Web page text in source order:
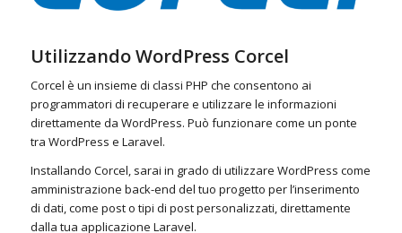
Utilizzando WordPress Corcel
Corcel è un insieme di classi PHP che consentono ai
programmatori di recuperare e utilizzare le informazioni
direttamente da WordPress. Può funzionare come un ponte
tra WordPress e Laravel.
Installando Corcel, sarai in grado di utilizzare WordPress come
amministrazione back-end del tuo progetto per l’inserimento
di dati, come post o tipi di post personalizzati, direttamente
dalla tua applicazione Laravel.